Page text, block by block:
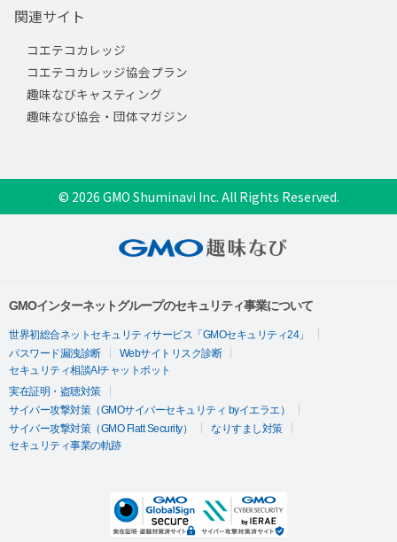
関連サイト
コエテコカレッジ
コエテコカレッジ協会プラン
趣味なびキャスティング
趣味なび協会・団体マガジン
© 2026 GMO Shuminavi Inc. All Rights Reserved.